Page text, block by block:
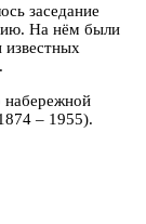
заседание
На нём были
набережной
– 1955).